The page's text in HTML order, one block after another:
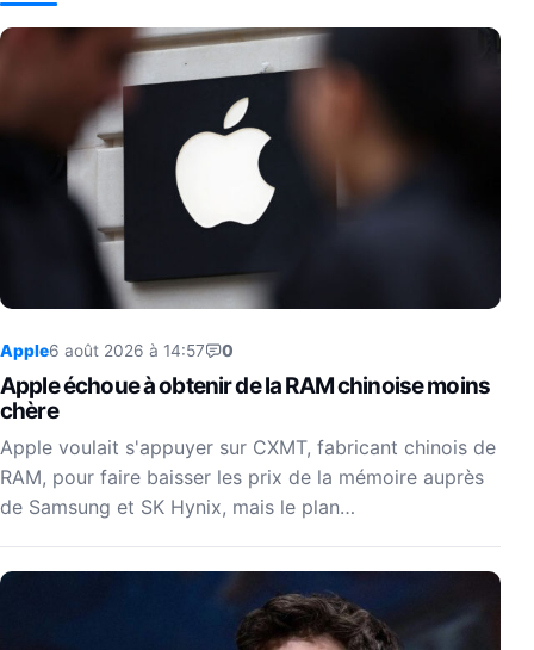
Apple6 août 2026 à 14:57 0
Apple échoue à obtenir de la RAM chinoise moins
chère
Apple voulait s'appuyer sur CXMT, fabricant chinois de
RAM, pour faire baisser les prix de la mémoire auprès
de Samsung et SK Hynix, mais le plan…